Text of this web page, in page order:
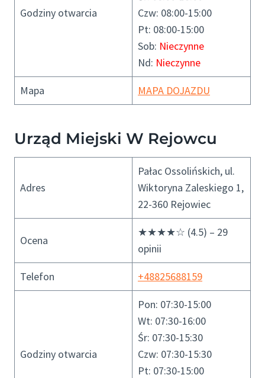
Godziny otwarcia
Czw: 08:00-15:00
Pt: 08:00-15:00
Sob: Nieczynne
Nd: Nieczynne
Mapa MAPA DOJAZDU
Urząd Miejski W Rejowcu
Adres
Pałac Ossolińskich, ul.
Wiktoryna Zaleskiego 1,
22-360 Rejowiec
Ocena
★★★★☆ (4.5) – 29
opinii
Telefon +48825688159
Godziny otwarcia
Pon: 07:30-15:00
Wt: 07:30-16:00
Śr: 07:30-15:30
Czw: 07:30-15:30
Pt: 07:30-15:00